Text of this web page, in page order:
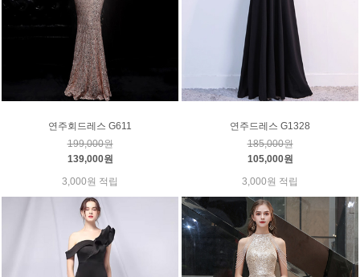
연주회드레스 G611
199,000원
139,000원
3,000원 적립
연주드레스 G1328
185,000원
105,000원
3,000원 적립